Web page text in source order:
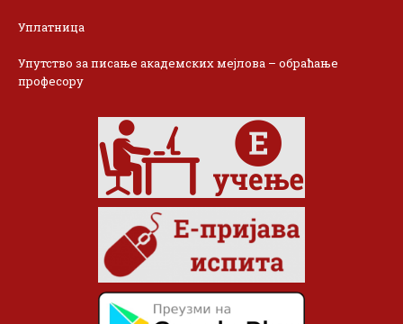
Уплатница
Упутство за писање академских мејлова – обраћање
професору